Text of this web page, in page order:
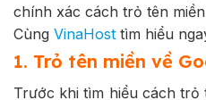
chính xác cách trỏ tên
Cùng VinaHost tìm hiểu
1. Trỏ tên miền về
Trước khi tìm hiểu cách trỏ